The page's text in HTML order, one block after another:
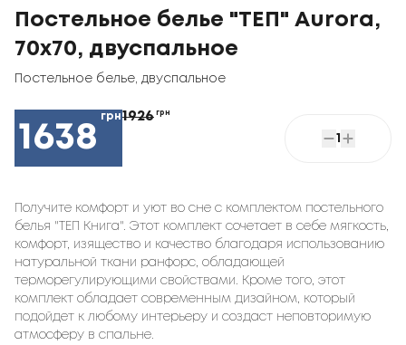
Постельное белье "ТЕП" Aurora,
70x70, двуспальное
Постельное белье двуспальное
1638
грн1926 грн
1
Получите комфорт и уют во сне с комплектом постельного
белья "ТЕП Книга". Этот комплект сочетает в себе мягкость,
комфорт, изящество и качество благодаря использованию
натуральной ткани ранфорс, обладающей
терморегулирующими свойствами. Кроме того, этот
комплект обладает современным дизайном, который
подойдет к любому интерьеру и создаст неповторимую
атмосферу в спальне.